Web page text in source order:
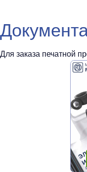
Для заказа печатной